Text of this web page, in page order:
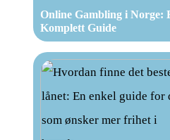
Online Gambling i Norge:
Komplett Guide